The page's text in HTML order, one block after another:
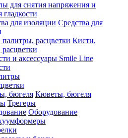
для снятия напряжения и
гладкости
Средства для
Кисти,
и аксессуары Smile Line
Кюветы, бюгеля
Трегеры
Оборудование